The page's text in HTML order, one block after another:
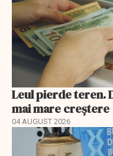
Leul pierde teren.
mai mare creștere
04 AUGUST 2026